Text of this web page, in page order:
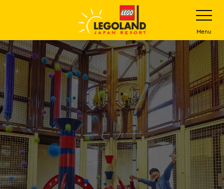
主
要
内
容
打
开
网
站
菜
单
Menu